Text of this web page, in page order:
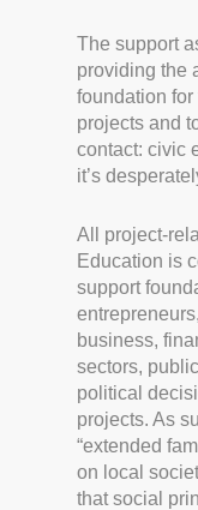
The support
providing the
foundation
projects and
contact: civic
it’s
All project-
Education is
support
business,
sectors,
political
projects. As
“extended
on local
that social